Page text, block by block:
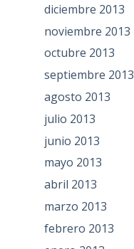
diciembre 2013
noviembre 2013
octubre 2013
septiembre 2013
agosto 2013
julio 2013
junio 2013
mayo 2013
abril 2013
marzo 2013
febrero 2013